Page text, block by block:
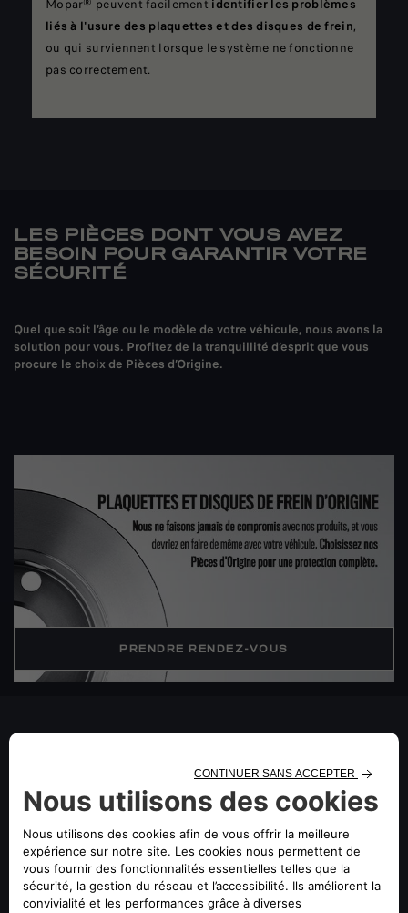
Mopar® peuvent facilement identifier les problèmes
liés à l'usure des plaquettes et des disques de frein,
ou qui surviennent lorsque le système ne fonctionne
pas correctement.
LES PIÈCES DONT VOUS AVEZ
BESOIN POUR GARANTIR VOTRE
SÉCURITÉ
Quel que soit l’âge ou le modèle de votre véhicule, nous avons la
solution pour vous. Profitez de la tranquillité d’esprit que vous
procure le choix de Pièces d’Origine.
PRENDRE RENDEZ-VOUS
PLAQUETTES DE FREIN